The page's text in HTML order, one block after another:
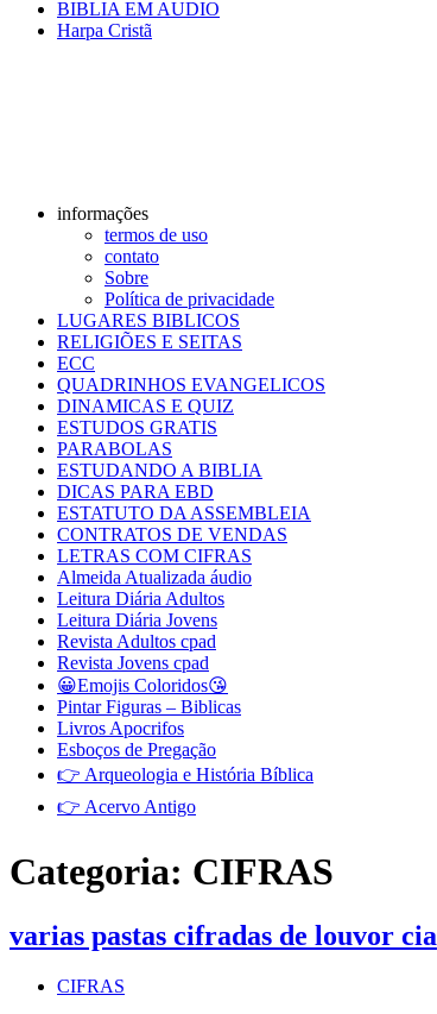
BIBLIA EM AUDIO
Harpa Cristã
informações
termos de uso
contato
Sobre
Política de privacidade
LUGARES BIBLICOS
RELIGIÕES E SEITAS
ECC
QUADRINHOS EVANGELICOS
DINAMICAS E QUIZ
ESTUDOS GRATIS
PARABOLAS
ESTUDANDO A BIBLIA
DICAS PARA EBD
ESTATUTO DA ASSEMBLEIA
CONTRATOS DE VENDAS
LETRAS COM CIFRAS
Almeida Atualizada áudio
Leitura Diária Adultos
Leitura Diária Jovens
Revista Adultos cpad
Revista Jovens cpad
😀Emojis Coloridos😘
Pintar Figuras – Biblicas
Livros Apocrifos
Esboços de Pregação
👉 Arqueologia e História Bíblica
👉 Acervo Antigo
Categoria: CIFRAS
varias pastas cifradas de louvor cia
CIFRAS